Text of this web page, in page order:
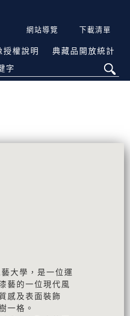
網站導覽 下載清單
授權說明 典藏品開放統計
大學，是一位運
藝的一位現代風
感及表面裝飾
一格。